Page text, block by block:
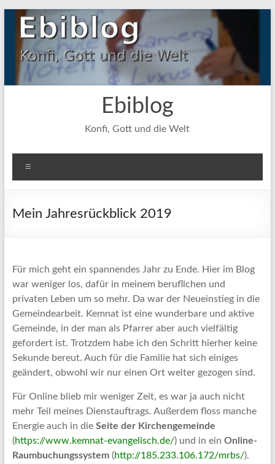
Zum
Inhalt
springen
Ebiblog
Konfi, Gott und die Welt
Mein Jahresrückblick 2019
Für mich geht ein spannendes Jahr zu Ende. Hier im Blog
war weniger los, dafür in meinem beruflichen und
privaten Leben um so mehr. Da war der Neueinstieg in die
Gemeindearbeit. Kemnat ist eine wunderbare und aktive
Gemeinde, in der man als Pfarrer aber auch vielfältig
gefordert ist. Trotzdem habe ich den Schritt hierher keine
Sekunde bereut. Auch für die Familie hat sich einiges
geändert, obwohl wir nur einen Ort weiter gezogen sind.
Für Online blieb mir weniger Zeit, es war ja auch nicht
mehr Teil meines Dienstauftrags. Außerdem floss manche
Energie auch in die Seite der Kirchengemeinde
(https://www.kemnat-evangelisch.de/) und in ein Online-
Raumbuchungssystem(http://185.233.106.172/mrbs/).